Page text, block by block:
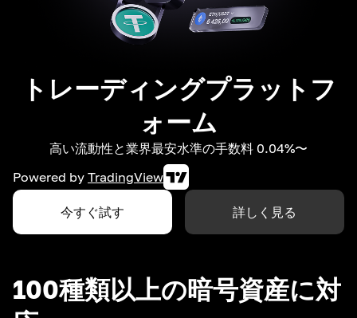
トレーディングプラットフ
ォーム
高い流動性と業界最安水準の手数料 0.04%〜
Powered by TradingView
今すぐ試す 詳しく見る
100種類以上の暗号資産に対